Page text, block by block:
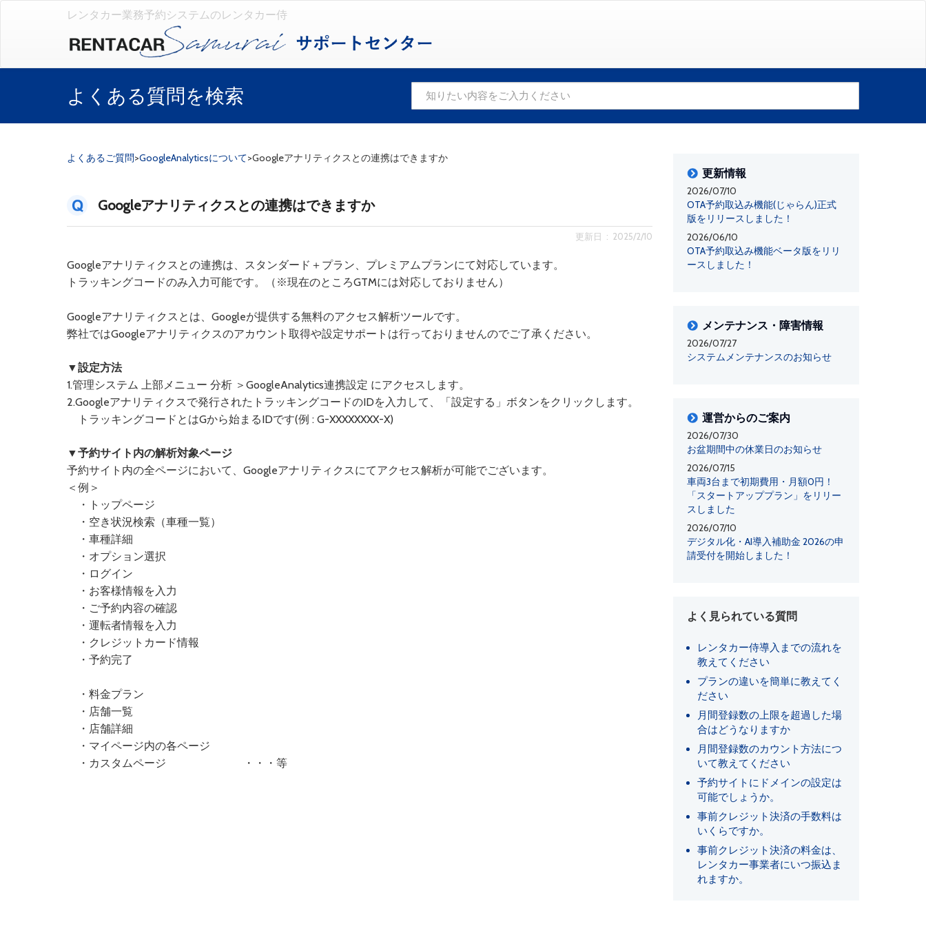
レンタカー業務予約システムのレンタカー侍
よくある質問を検索
よくあるご質問>GoogleAnalyticsについて>Googleアナリティクスとの連携はできますか
Googleアナリティクスとの連携はできますか
更新日 : 2025/2/10
Googleアナリティクスとの連携は、スタンダード＋プラン、プレミアムプランにて対応しています。
トラッキングコードのみ入力可能です。（※現在のところGTMには対応しておりません）
Googleアナリティクスとは、Googleが提供する無料のアクセス解析ツールです。
弊社ではGoogleアナリティクスのアカウント取得や設定サポートは行っておりませんのでご了承ください。
▼設定方法
1.管理システム 上部メニュー 分析 ＞GoogleAnalytics連携設定 にアクセスします。
2.Googleアナリティクスで発行されたトラッキングコードのIDを入力して、「設定する」ボタンをクリックします。
トラッキングコードとはGから始まるIDです(例 : G-XXXXXXXX-X)
▼予約サイト内の解析対象ページ
予約サイト内の全ページにおいて、Googleアナリティクスにてアクセス解析が可能でございます。
＜例＞
・トップページ
・空き状況検索（車種一覧）
・車種詳細
・オプション選択
・ログイン
・お客様情報を入力
・ご予約内容の確認
・運転者情報を入力
・クレジットカード情報
・予約完了
・料金プラン
・店舗一覧
・店舗詳細
・マイページ内の各ページ
・カスタムページ ・・・等
更新情報
2026/07/10
OTA予約取込み機能(じゃらん)正式
版をリリースしました！
2026/06/10
OTA予約取込み機能ベータ版をリリ
ースしました！
メンテナンス・障害情報
2026/07/27
システムメンテナンスのお知らせ
運営からのご案内
2026/07/30
お盆期間中の休業日のお知らせ
2026/07/15
車両3台まで初期費用・月額0円！
「スタートアッププラン」をリリー
スしました
2026/07/10
デジタル化・AI導入補助金 2026の申
請受付を開始しました！
よく見られている質問
レンタカー侍導入までの流れを
教えてください
プランの違いを簡単に教えてく
ださい
月間登録数の上限を超過した場
合はどうなりますか
月間登録数のカウント方法につ
いて教えてください
予約サイトにドメインの設定は
可能でしょうか。
事前クレジット決済の手数料は
いくらですか。
事前クレジット決済の料金は、
レンタカー事業者にいつ振込ま
れますか。